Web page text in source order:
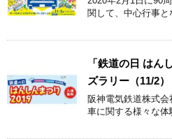
関して、中心行事と
「鉄道の日 はん
ズラリー（11/2）
阪神電気鉄道株式
車に関する様々な体